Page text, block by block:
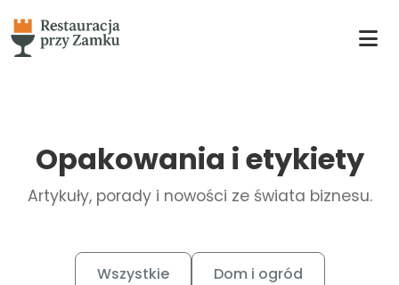
Opakowania i etykiety
Artykuły, porady i nowości ze świata biznesu.
Wszystkie Dom i ogród